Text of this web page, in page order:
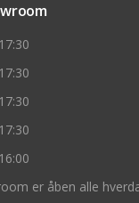
er åben alle